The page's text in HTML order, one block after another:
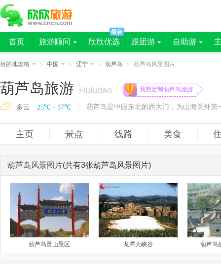
首页 旅游顾问 欣欣优选 跟团游 自助游
目的地攻略 > 中国 > 辽宁 > 葫芦岛 > 葫芦岛风景图片
葫芦岛旅游 Huludao 我想定制葫芦岛旅游
多云 25℃ - 37℃ 葫芦岛是中国东北的西大门，为山海关外第
主页 景点 线路 美食
葫芦岛风景图片(共有3张葫芦岛风景图片)
葫芦岛灵山景区 龙潭大峡谷 葫芦岛